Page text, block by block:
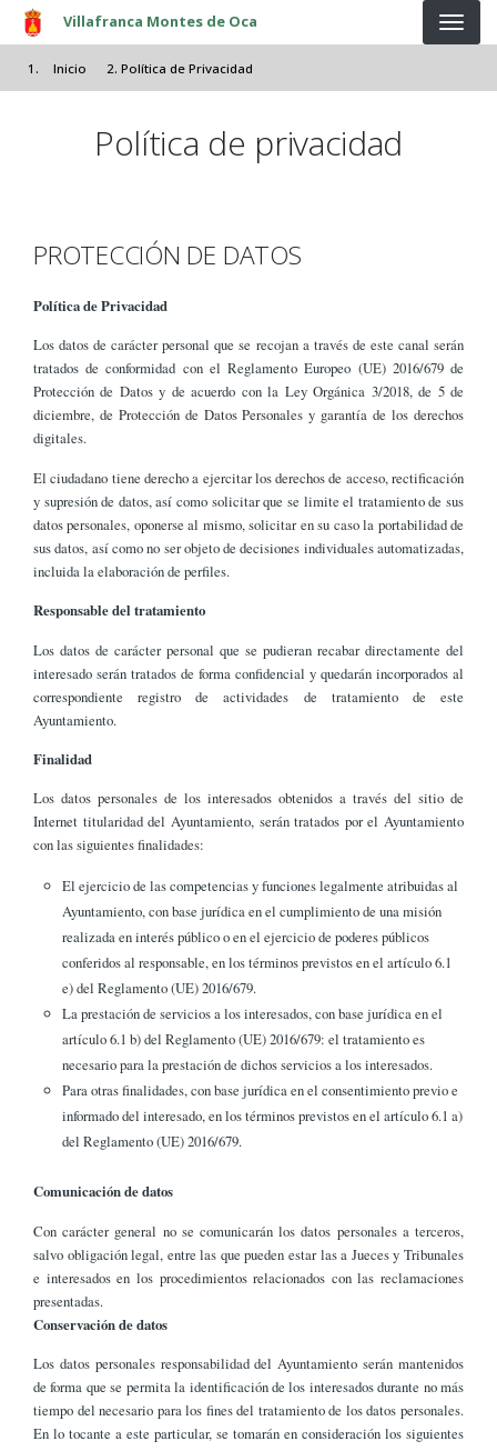
Pasar al contenido principal
Villafranca Montes de Oca
Inicio Política de Privacidad
Política de privacidad
PROTECCIÓN DE DATOS
Política de Privacidad
Los datos de carácter personal que se recojan a través de este canal serán
tratados de conformidad con el Reglamento Europeo (UE) 2016/679 de
Protección de Datos y de acuerdo con la Ley Orgánica 3/2018, de 5 de
diciembre, de Protección de Datos Personales y garantía de los derechos
digitales.
El ciudadano tiene derecho a ejercitar los derechos de acceso, rectificación
y supresión de datos, así como solicitar que se limite el tratamiento de sus
datos personales, oponerse al mismo, solicitar en su caso la portabilidad de
sus datos, así como no ser objeto de decisiones individuales automatizadas,
incluida la elaboración de perfiles.
Responsable del tratamiento
Los datos de carácter personal que se pudieran recabar directamente del
interesado serán tratados de forma confidencial y quedarán incorporados al
correspondiente registro de actividades de tratamiento de este
Ayuntamiento.
Finalidad
Los datos personales de los interesados obtenidos a través del sitio de
Internet titularidad del Ayuntamiento, serán tratados por el Ayuntamiento
con las siguientes finalidades:
El ejercicio de las competencias y funciones legalmente atribuidas al
Ayuntamiento, con base jurídica en el cumplimiento de una misión
realizada en interés público o en el ejercicio de poderes públicos
conferidos al responsable, en los términos previstos en el artículo 6.1
e) del Reglamento (UE) 2016/679.
La prestación de servicios a los interesados, con base jurídica en el
artículo 6.1 b) del Reglamento (UE) 2016/679: el tratamiento es
necesario para la prestación de dichos servicios a los interesados.
Para otras finalidades, con base jurídica en el consentimiento previo e
informado del interesado, en los términos previstos en el artículo 6.1 a)
del Reglamento (UE) 2016/679.
Comunicación de datos
Con carácter general no se comunicarán los datos personales a terceros,
salvo obligación legal, entre las que pueden estar las a Jueces y Tribunales
e interesados en los procedimientos relacionados con las reclamaciones
presentadas.
Conservación de datos
Los datos personales responsabilidad del Ayuntamiento serán mantenidos
de forma que se permita la identificación de los interesados durante no más
tiempo del necesario para los fines del tratamiento de los datos personales.
En lo tocante a este particular, se tomarán en consideración los siguientes